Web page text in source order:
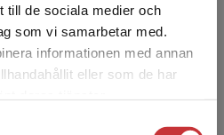
till de sociala medier och
som vi samarbetar med.
informationen med annan
eller som de har
besöker
en enhet utanför Sverige.
utanför Sverige. För
Köpsén